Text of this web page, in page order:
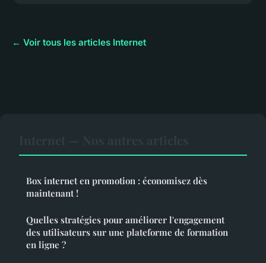
← Voir tous les articles Internet
Box internet en promotion : économisez dès
maintenant !
Quelles stratégies pour améliorer l'engagement
des utilisateurs sur une plateforme de formation
en ligne ?